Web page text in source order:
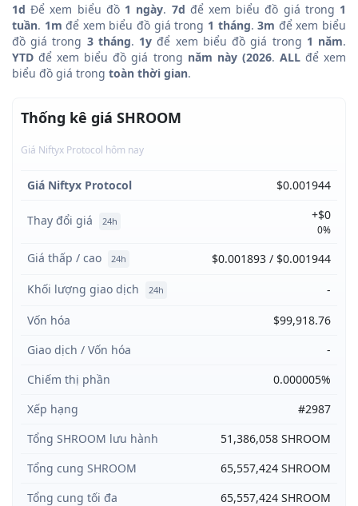
1d Để xem biểu đồ 1 ngày. 7d để xem biểu đồ giá trong 1
tuần. 1m để xem biểu đồ giá trong 1 tháng.3m để xem biểu
đồ giá trong 3 tháng. 1y để xem biểu đồ giá trong 1 năm.
YTD để xem biểu đồ giá trong năm này (2026. ALLđể xem
biểu đồ giá trong toàn thời gian.
Thống kê giá SHROOM
Giá Niftyx Protocol hôm nay
Giá Niftyx Protocol $0.001944
Thay đổi giá 24h +$0
0%
Giá thấp / cao 24h
$0.001893 / $0.001944
Khối lượng giao dịch
24h
-
Vốn hóa
$99,918.76
Giao dịch / Vốn hóa
-
Chiếm thị phần
0.000005%
Xếp hạng
#2987
Tổng SHROOM lưu hành
51,386,058 SHROOM
Tổng cung SHROOM
65,557,424 SHROOM
Tổng cung tối đa
65,557,424 SHROOM